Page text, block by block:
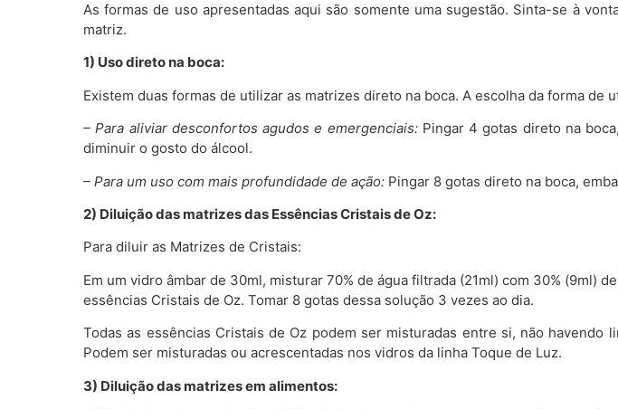
As formas de uso apresentadas aqui são somente uma sugestão. Sinta-se à
matriz.
1) Uso direto na boca:
Existem duas formas de utilizar as matrizes direto na boca. A escolha da forma de
– Para aliviar desconfortos agudos e emergenciais:Pingar 4 gotas direto na
diminuir o gosto do álcool.
– Para um uso com mais profundidade de ação: Pingar 8 gotas direto na boca,
2) Diluição das matrizes das Essências Cristais de Oz:
Para diluir as Matrizes de Cristais:
Em um vidro âmbar de 30ml, misturar 70% de água filtrada (21ml) com 30% (9ml)
essências Cristais de Oz. Tomar 8 gotas dessa solução 3 vezes ao dia.
Todas as essências Cristais de Oz podem ser misturadas entre si, não
Podem ser misturadas ou acrescentadas nos vidros da linha Toque de Luz.
3) Diluição das matrizes em alimentos: